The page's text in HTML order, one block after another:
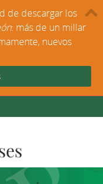
de descargar los
: más de un millar
nuevos